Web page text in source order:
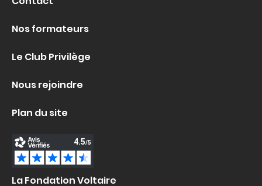
Nos formateurs
Le Club Privilège
Nous rejoindre
Plan du site
La Fondation Voltaire